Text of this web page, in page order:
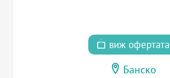
виж офертата
Банско